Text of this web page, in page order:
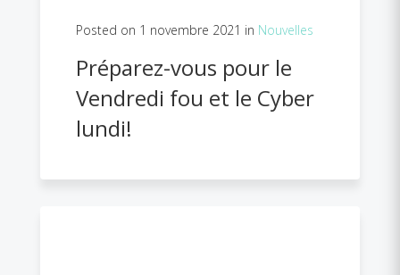
Posted on 1 novembre 2021 in Nouvelles
Préparez-vous pour le
Vendredi fou et le Cyber
lundi!